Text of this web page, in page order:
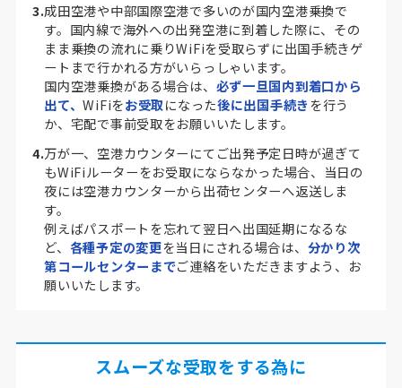
3.成田空港や中部国際空港で多いのが国内空港乗換で
す。国内線で海外への出発空港に到着した際に、その
まま乗換の流れに乗りWiFiを受取らずに出国手続きゲ
ートまで行かれる方がいらっしゃいます。
国内空港乗換がある場合は、 必ず一旦国内到着口から
出て、WiFiをお受取になった後に出国手続きを行う
か、宅配で事前受取をお願いいたします。
4.万が一、空港カウンターにてご出発予定日時が過ぎて
もWiFiルーターをお受取にならなかった場合、当日の
夜には空港カウンターから出荷センターへ返送しま
す。
例えばパスポートを忘れて翌日へ出国延期になるな
ど、 各種予定の変更を当日にされる場合は、 分かり次
第コールセンターまでご連絡をいただきますよう、お
願いいたします。
スムーズな受取をする為に